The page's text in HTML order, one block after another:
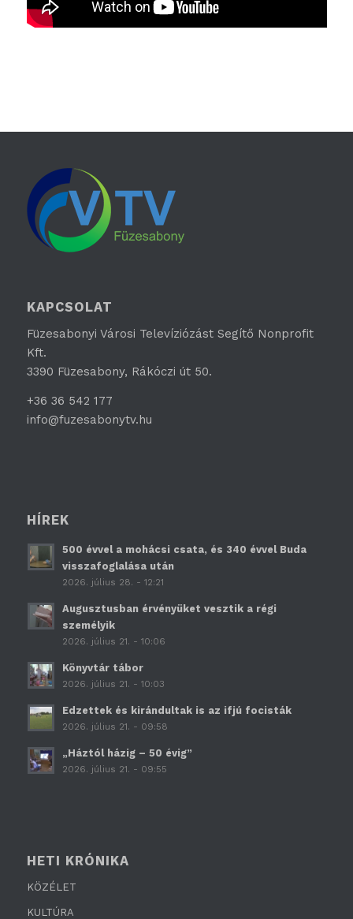
KAPCSOLAT
Füzesabonyi Városi Televíziózást Segítő Nonprofit
Kft.
3390 Füzesabony, Rákóczi út 50.
+36 36 542 177
info@fuzesabonytv.hu
HÍREK
500 évvel a mohácsi csata, és 340 évvel Buda
visszafoglalása után
2026. július 28. - 12:21
Augusztusban érvényüket vesztik a régi
személyik
2026. július 21. - 10:06
Könyvtár tábor
2026. július 21. - 10:03
Edzettek és kirándultak is az ifjú focisták
2026. július 21. - 09:58
„Háztól házig – 50 évig”
2026. július 21. - 09:55
HETI KRÓNIKA
KÖZÉLET
KULTÚRA